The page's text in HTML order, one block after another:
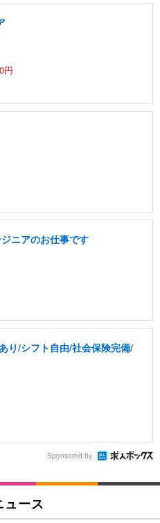
円
ニアのお仕事です
り/シフト自由/社会保険完備/
Sponsored by
ュース